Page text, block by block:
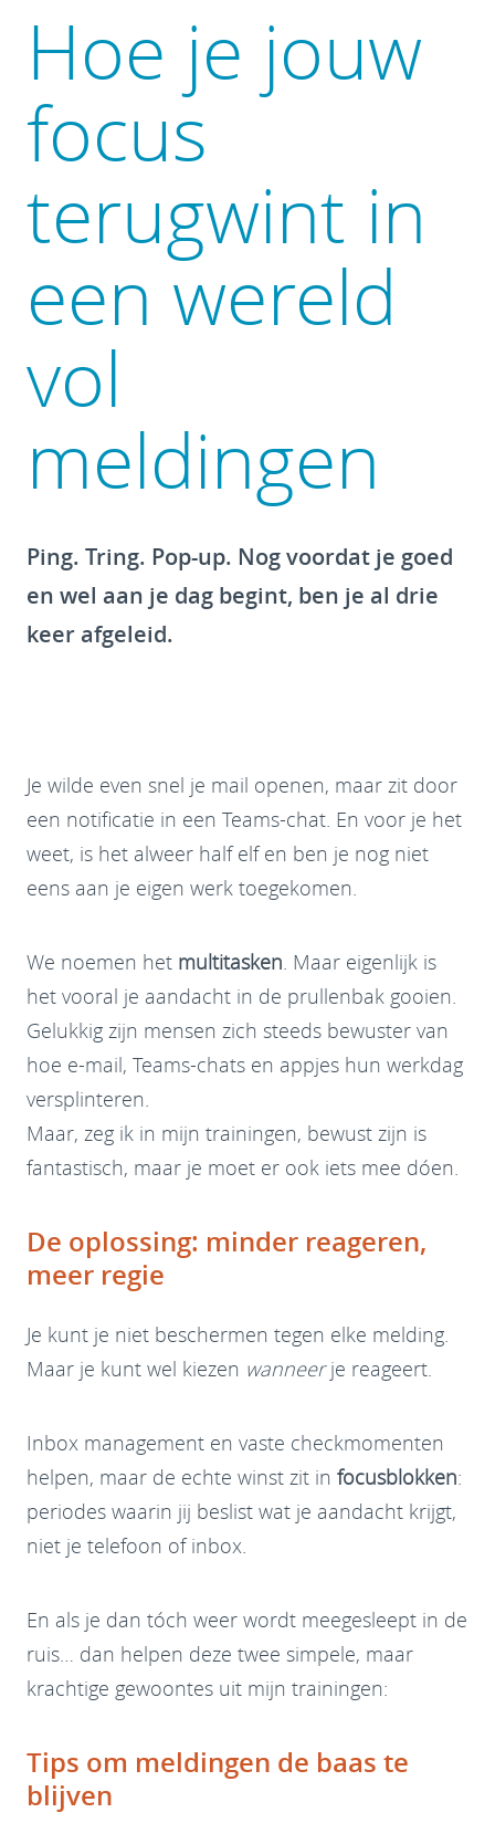
Hoe je jouw
focus
terugwint in
een wereld
vol
meldingen
Ping. Tring. Pop-up. Nog voordat je goed
en wel aan je dag begint, ben je al drie
keer afgeleid.
Je wilde even snel je mail openen, maar zit door
een notificatie in een Teams-chat. En voor je het
weet, is het alweer half elf en ben je nog niet
eens aan je eigen werk toegekomen.
We noemen het multitasken. Maar eigenlijk is
het vooral je aandacht in de prullenbak gooien.
Gelukkig zijn mensen zich steeds bewuster van
hoe e-mail, Teams-chats en appjes hun werkdag
versplinteren.
Maar, zeg ik in mijn trainingen, bewust zijn is
fantastisch, maar je moet er ook iets mee dóen.
De oplossing: minder reageren,
meer regie
Je kunt je niet beschermen tegen elke melding.
Maar je kunt wel kiezen wanneerje reageert.
Inbox management en vaste checkmomenten
helpen, maar de echte winst zit in focusblokken:
periodes waarin jij beslist wat je aandacht krijgt,
niet je telefoon of inbox.
En als je dan tóch weer wordt meegesleept in de
ruis… dan helpen deze twee simpele, maar
krachtige gewoontes uit mijn trainingen:
Tips om meldingen de baas te
blijven